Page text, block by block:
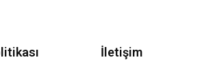
İletişim